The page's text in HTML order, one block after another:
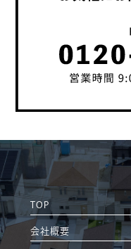
TOP
会社概要